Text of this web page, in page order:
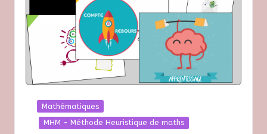
Posted
in
Mathématiques
MHM - Méthode Heuristique de maths